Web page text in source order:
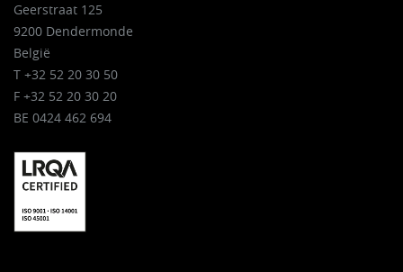
Geerstraat 125
9200 Dendermonde
België
T +32 52 20 30 50
F +32 52 20 30 20
BE 0424 462 694